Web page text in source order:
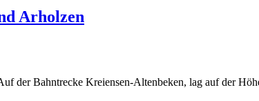
Arholzen
der Bahntrecke Kreiensen-Altenbeken, lag auf der